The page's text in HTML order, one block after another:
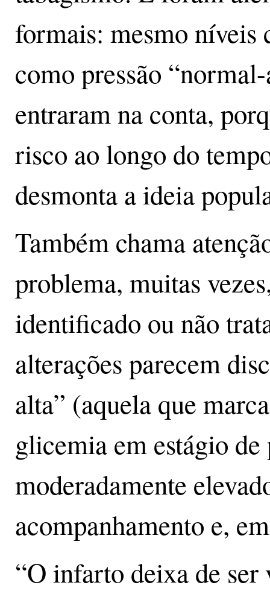
formais: mesmo níveis
como pressão
entraram na conta,
risco ao longo do
desmonta a ideia
Também chama
problema, muitas
identificado ou não
alterações parecem
alta” (aquela que
glicemia em estágio
moderadamente
acompanhamento e,
“O infarto deixa de